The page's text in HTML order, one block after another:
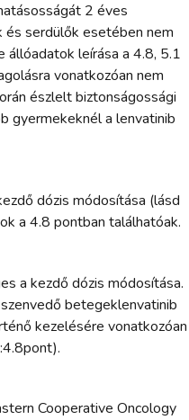
2 éves
serdülők esetében nem
állóadatok leírása a 4.8, 5.1
vonatkozóan nem
észlelt biztonságossági
gyermekeknél a lenvatinib
dózis módosítása (lásd
a 4.8 pontban találhatóak.
a kezdő dózis módosítása.
betegeklenvatinib
kezelésére vonatkozóan
Cooperative Oncology